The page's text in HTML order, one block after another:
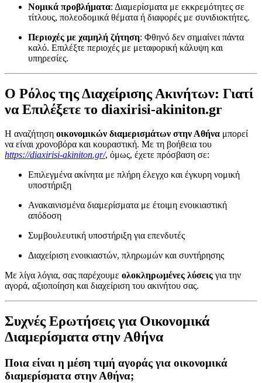
Νομικά προβλήματα: Διαμερίσματα με εκκρεμότητες σε
τίτλους, πολεοδομικά θέματα ή διαφορές με συνιδιοκτήτες.
Περιοχές με χαμηλή ζήτηση: Φθηνό δεν σημαίνει πάντα
καλό. Επιλέξτε περιοχές με μεταφορική κάλυψη και
υπηρεσίες.
Ο Ρόλος της Διαχείρισης Ακινήτων: Γιατί
να Επιλέξετε το diaxirisi-akiniton.gr
Η αναζήτηση οικονομικών διαμερισμάτων στην Αθήνα μπορεί
να είναι χρονοβόρα και κουραστική. Με τη βοήθεια του
https://diaxirisi-akiniton.gr/, όμως, έχετε πρόσβαση σε:
Επιλεγμένα ακίνητα με πλήρη έλεγχο και έγκυρη νομική
υποστήριξη
Ανακαινισμένα διαμερίσματα με έτοιμη ενοικιαστική
απόδοση
Συμβουλευτική υποστήριξη για επενδυτές
Διαχείριση ενοικιαστών, πληρωμών και συντήρησης
Με λίγα λόγια, σας παρέχουμε ολοκληρωμένες λύσεις για την
αγορά, αξιοποίηση και διαχείριση του ακινήτου σας.
Συχνές Ερωτήσεις για Οικονομικά
Διαμερίσματα στην Αθήνα
Ποια είναι η μέση τιμή αγοράς για οικονομικά
διαμερίσματα στην Αθήνα;